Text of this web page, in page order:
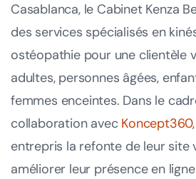
Casablanca, le Cabinet Kenza
des services spécialisés en
ostéopathie pour une clientèle
adultes, personnes âgées,
femmes enceintes. Dans le
collaboration avec Koncept360
entrepris la refonte de leur site
améliorer leur présence en